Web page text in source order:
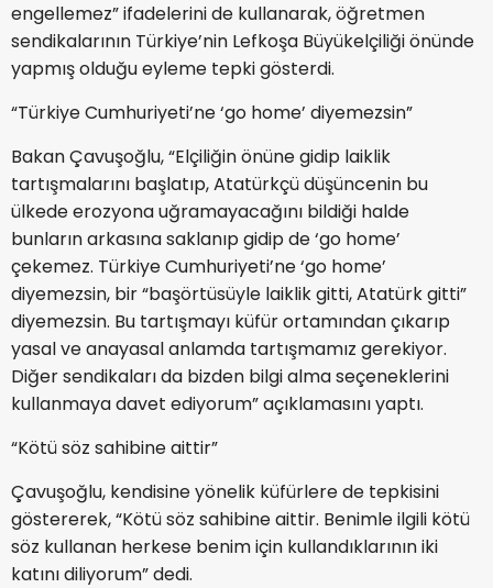
engellemez” ifadelerini de kullanarak, öğretmen
sendikalarının Türkiye’nin Lefkoşa Büyükelçiliği önünde
yapmış olduğu eyleme tepki gösterdi.
“Türkiye Cumhuriyeti’ne ‘go home’ diyemezsin”
Bakan Çavuşoğlu, “Elçiliğin önüne gidip laiklik
tartışmalarını başlatıp, Atatürkçü düşüncenin bu
ülkede erozyona uğramayacağını bildiği halde
bunların arkasına saklanıp gidip de ‘go home’
çekemez. Türkiye Cumhuriyeti’ne ‘go home’
diyemezsin, bir “başörtüsüyle laiklik gitti, Atatürk gitti”
diyemezsin. Bu tartışmayı küfür ortamından çıkarıp
yasal ve anayasal anlamda tartışmamız gerekiyor.
Diğer sendikaları da bizden bilgi alma seçeneklerini
kullanmaya davet ediyorum” açıklamasını yaptı.
“Kötü söz sahibine aittir”
Çavuşoğlu, kendisine yönelik küfürlere de tepkisini
göstererek, “Kötü söz sahibine aittir. Benimle ilgili kötü
söz kullanan herkese benim için kullandıklarının iki
katını diliyorum” dedi.